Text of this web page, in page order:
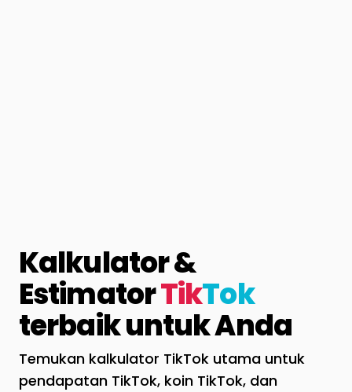
Kalkulator &
EstimatorTikTok
terbaik untuk Anda
Temukan kalkulator TikTok utama untuk
pendapatan TikTok, koin TikTok, dan